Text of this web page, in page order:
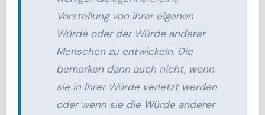
Vorstellung von ihrer eigenen
Würde oder der Würde anderer
Menschen zu entwickeln. Die
bemerken dann auch nicht, wenn
sie in Ihrer Würde verletzt werden
oder wenn sie die Würde anderer